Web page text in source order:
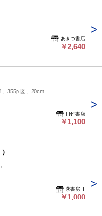
あきつ書店
￥2,640
、355p 図、20cm
円錐書店
￥1,100
萩書房Ⅱ
￥1,000